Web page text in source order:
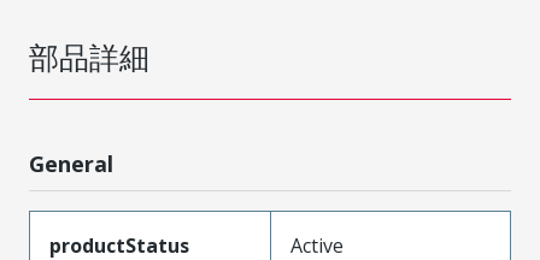
部品詳細
General
productStatus Active